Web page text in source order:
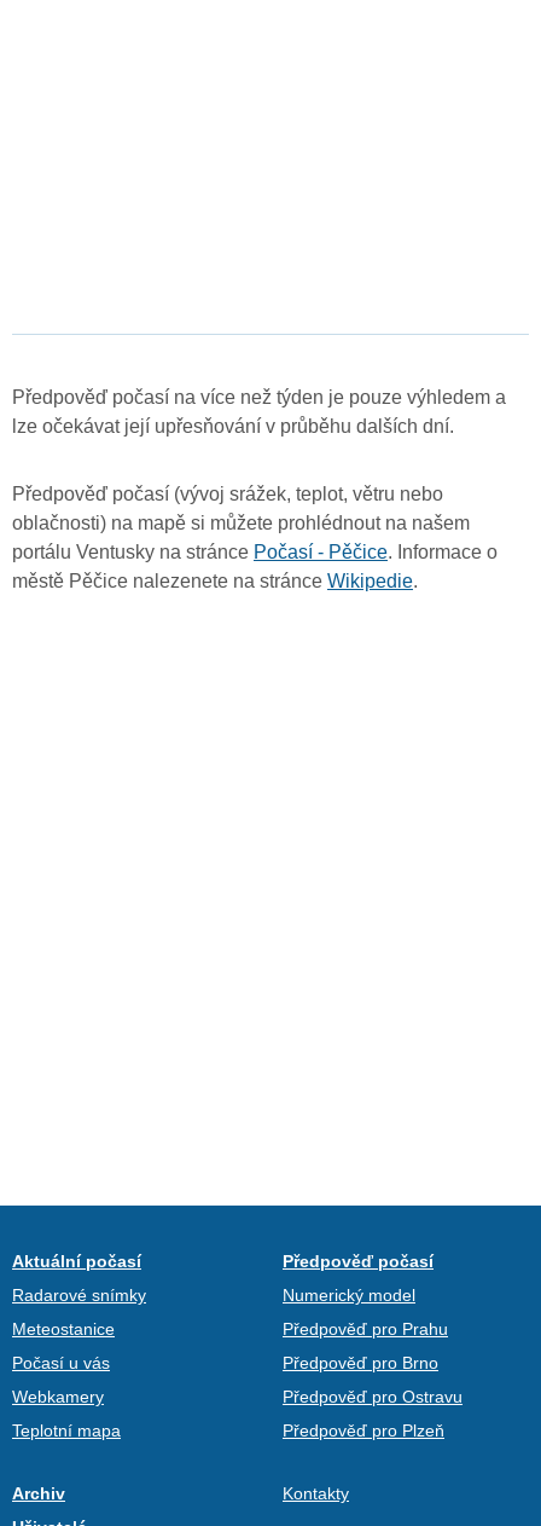
Předpověď počasí na více než týden je pouze výhledem a
lze očekávat její upřesňování v průběhu dalších dní.
Předpověď počasí (vývoj srážek, teplot, větru nebo
oblačnosti) na mapě si můžete prohlédnout na našem
portálu Ventusky na stránce Počasí - Pěčice. Informace o
městě Pěčice nalezenete na stránce Wikipedie.
Aktuální počasí
Radarové snímky
Meteostanice
Počasí u vás
Webkamery
Teplotní mapa
Předpověď počasí
Numerický model
Předpověď pro Prahu
Předpověď pro Brno
Předpověď pro Ostravu
Předpověď pro Plzeň
Archiv
Kontakty